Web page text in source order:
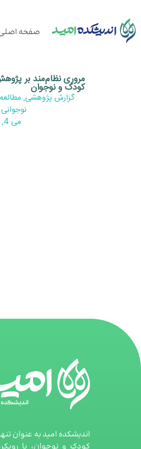
صفحه
مروری نظام‌مند بر
کودک و نوجوان
گزارش پژوهشی,
می 4, 2026
اندیشکده امید به عنوان